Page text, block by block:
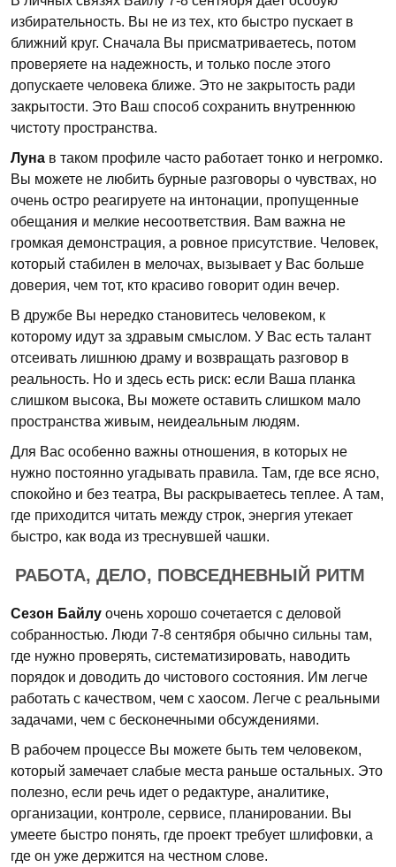
избирательность. Вы не из тех, кто быстро пускает в
ближний круг. Сначала Вы присматриваетесь, потом
проверяете на надежность, и только после этого
допускаете человека ближе. Это не закрытость ради
закрытости. Это Ваш способ сохранить внутреннюю
чистоту пространства.
Луна в таком профиле часто работает тонко и негромко.
Вы можете не любить бурные разговоры о чувствах, но
очень остро реагируете на интонации, пропущенные
обещания и мелкие несоответствия. Вам важна не
громкая демонстрация, а ровное присутствие. Человек,
который стабилен в мелочах, вызывает у Вас больше
доверия, чем тот, кто красиво говорит один вечер.
В дружбе Вы нередко становитесь человеком, к
которому идут за здравым смыслом. У Вас есть талант
отсеивать лишнюю драму и возвращать разговор в
реальность. Но и здесь есть риск: если Ваша планка
слишком высока, Вы можете оставить слишком мало
пространства живым, неидеальным людям.
Для Вас особенно важны отношения, в которых не
нужно постоянно угадывать правила. Там, где все ясно,
спокойно и без театра, Вы раскрываетесь теплее. А там,
где приходится читать между строк, энергия утекает
быстро, как вода из треснувшей чашки.
РАБОТА, ДЕЛО, ПОВСЕДНЕВНЫЙ РИТМ
Сезон Байлу очень хорошо сочетается с деловой
собранностью. Люди 7-8 сентября обычно сильны там,
где нужно проверять, систематизировать, наводить
порядок и доводить до чистового состояния. Им легче
работать с качеством, чем с хаосом. Легче с реальными
задачами, чем с бесконечными обсуждениями.
В рабочем процессе Вы можете быть тем человеком,
который замечает слабые места раньше остальных. Это
полезно, если речь идет о редактуре, аналитике,
организации, контроле, сервисе, планировании. Вы
умеете быстро понять, где проект требует шлифовки, а
где он уже держится на честном слове.